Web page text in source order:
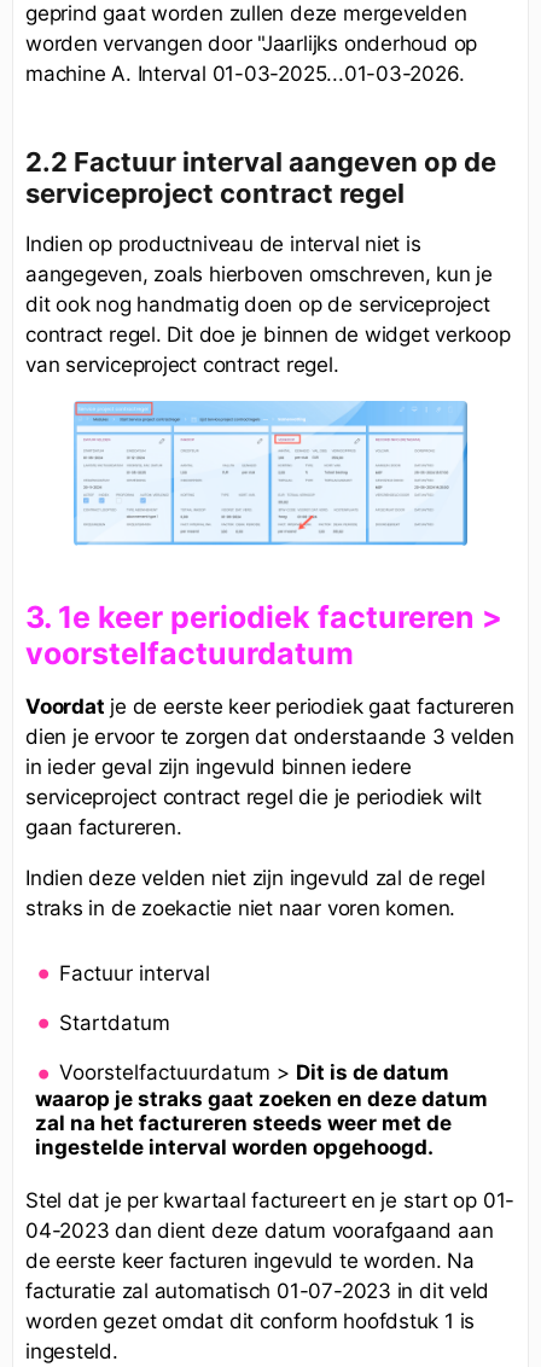
geprind gaat worden zullen deze mergevelden
worden vervangen door "Jaarlijks onderhoud op
machine A. Interval 01-03-2025...01-03-2026.
2.2 Factuur interval aangeven op de
serviceproject contract regel
Indien op productniveau de interval niet is
aangegeven, zoals hierboven omschreven, kun je
dit ook nog handmatig doen op de serviceproject
contract regel. Dit doe je binnen de widget verkoop
van serviceproject contract regel.
3. 1e keer periodiek factureren >
voorstelfactuurdatum
Voordat je de eerste keer periodiek gaat factureren
dien je ervoor te zorgen dat onderstaande 3 velden
in ieder geval zijn ingevuld binnen iedere
serviceproject contract regel die je periodiek wilt
gaan factureren.
Indien deze velden niet zijn ingevuld zal de regel
straks in de zoekactie niet naar voren komen.
Factuur interval
Startdatum
Voorstelfactuurdatum > Dit is de datum
waarop je straks gaat zoeken en deze datum
zal na het factureren steeds weer met de
ingestelde interval worden opgehoogd.
Stel dat je per kwartaal factureert en je start op 01-
04-2023 dan dient deze datum voorafgaand aan
de eerste keer facturen ingevuld te worden. Na
facturatie zal automatisch 01-07-2023 in dit veld
worden gezet omdat dit conform hoofdstuk 1 is
ingesteld.